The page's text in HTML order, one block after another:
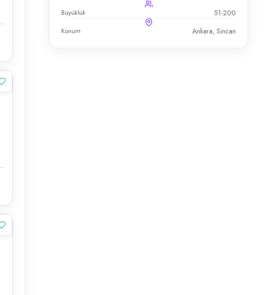
Büyüklük 51-200
Konum Ankara, Sincan